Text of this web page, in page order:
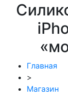
Главная
>
Магазин